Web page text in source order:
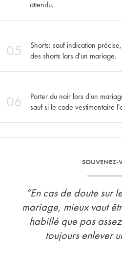
attendu.
05
Shorts: sauf indication
des shorts lors d'un mariage.
06
Porter du noir lors d'un
sauf si le code vestimentaire
SOUVENEZ-
“En cas de doute sur
mariage, mieux vaut
habillé que pas
toujours enlever